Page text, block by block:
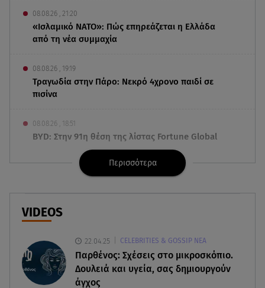
08.08.26 , 21:20
«Ισλαμικό ΝΑΤΟ»: Πώς επηρεάζεται η Ελλάδα
από τη νέα συμμαχία
08.08.26 , 19:19
Τραγωδία στην Πάρο: Νεκρό 4χρονο παιδί σε
πισίνα
08.08.26 , 18:51
BYD: Στην 91η θέση της λίστας Fortune Global
500 για το 2026
Εριέττα Κούρκουλου: Η συγκινητική ανάρτηση
Νεκρή μεγαλόσωμη αρκούδα στην Καστοριά,
πιθανόν από πυροβολισμό
Περισσότερα
VIDEOS
22.04.25 CELEBRITIES & GOSSIP ΝΕΑ
Παρθένος: Σχέσεις στο μικροσκόπιο.
Δουλειά και υγεία, σας δημιουργούν
άγχος